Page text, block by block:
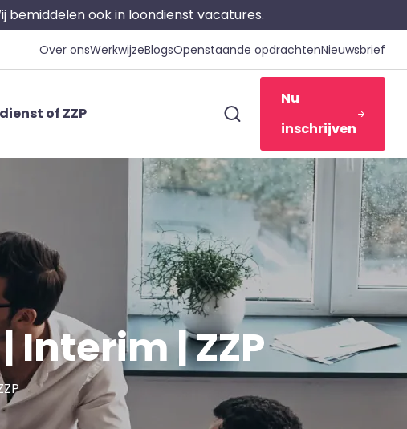
bemiddelen ook in loondienst vacatures.
Over onsWerkwijzeBlogsOpenstaande opdrachtenNieuwsbrief
of ZZP
Nu
inschrijven
Interim | ZZP